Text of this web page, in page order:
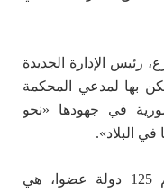
رئيس الإدارة الجديدة
بها لمدعي المحكمة
في جهودها «نحو
في البلاد».
المحكمة الجنائية الدولية، التي تضم 125 دولة عضوا، هي